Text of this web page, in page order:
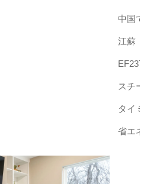
中国で
江蘇
EF23T
スチ
タイ
省エネ